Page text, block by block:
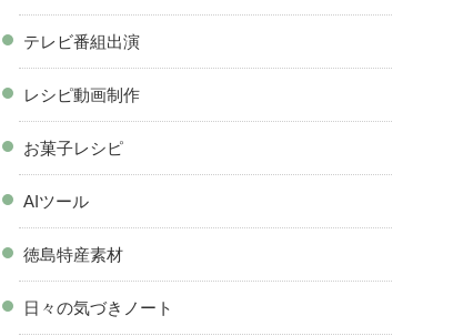
テレビ番組出演
レシピ動画制作
お菓子レシピ
AIツール
徳島特産素材
日々の気づきノート